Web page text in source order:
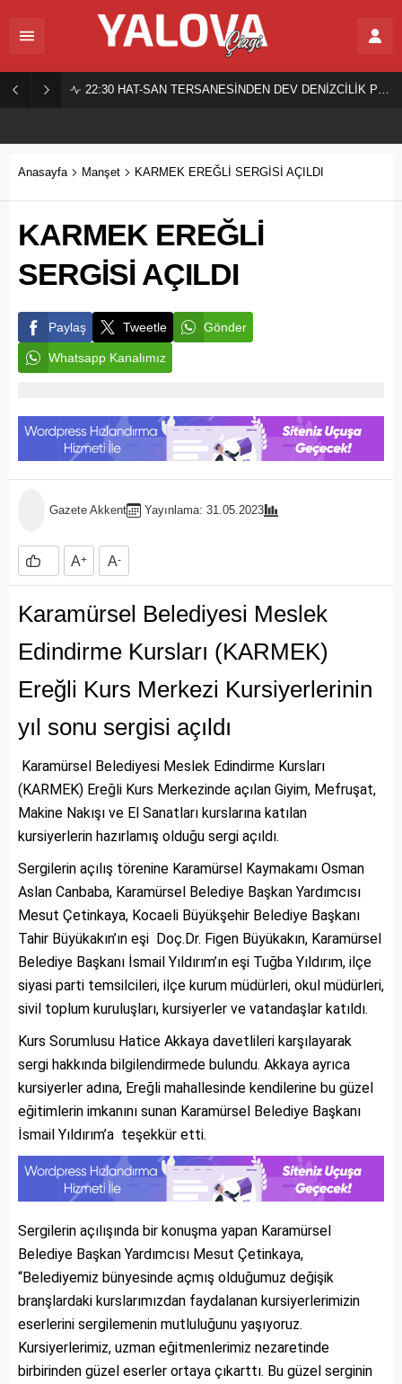
22:30 HAT-SAN TERSANESİNDEN DEV DENİZCİLİK PROJESİ!
Anasayfa Manşet KARMEK EREĞLİ SERGİSİ AÇILDI
KARMEK EREĞLİ
SERGİSİ AÇILDI
Paylaş Tweetle Gönder
Whatsapp Kanalımız
Gazete Akkent Yayınlama: 31.05.2023
A+ A-
Karamürsel Belediyesi Meslek
Edindirme Kursları (KARMEK)
Ereğli Kurs Merkezi Kursiyerlerinin
yıl sonu sergisi açıldı
Karamürsel Belediyesi Meslek Edindirme Kursları
(KARMEK) Ereğli Kurs Merkezinde açılan Giyim, Mefruşat,
Makine Nakışı ve El Sanatları kurslarına katılan
kursiyerlerin hazırlamış olduğu sergi açıldı.
Sergilerin açılış törenine Karamürsel Kaymakamı Osman
Aslan Canbaba, Karamürsel Belediye Başkan Yardımcısı
Mesut Çetinkaya, Kocaeli Büyükşehir Belediye Başkanı
Tahir Büyükakın’ın eşi Doç.Dr. Figen Büyükakın, Karamürsel
Belediye Başkanı İsmail Yıldırım’ın eşi Tuğba Yıldırım, ilçe
siyasi parti temsilcileri, ilçe kurum müdürleri, okul müdürleri,
sivil toplum kuruluşları, kursiyerler ve vatandaşlar katıldı.
Kurs Sorumlusu Hatice Akkaya davetlileri karşılayarak
sergi hakkında bilgilendirmede bulundu. Akkaya ayrıca
kursiyerler adına, Ereğli mahallesinde kendilerine bu güzel
eğitimlerin imkanını sunan Karamürsel Belediye Başkanı
İsmail Yıldırım’a teşekkür etti.
Sergilerin açılışında bir konuşma yapan Karamürsel
Belediye Başkan Yardımcısı Mesut Çetinkaya,
“Belediyemiz bünyesinde açmış olduğumuz değişik
branşlardaki kurslarımızdan faydalanan kursiyerlerimizin
eserlerini sergilemenin mutluluğunu yaşıyoruz.
Kursiyerlerimiz, uzman eğitmenlerimiz nezaretinde
birbirinden güzel eserler ortaya çıkarttı. Bu güzel serginin